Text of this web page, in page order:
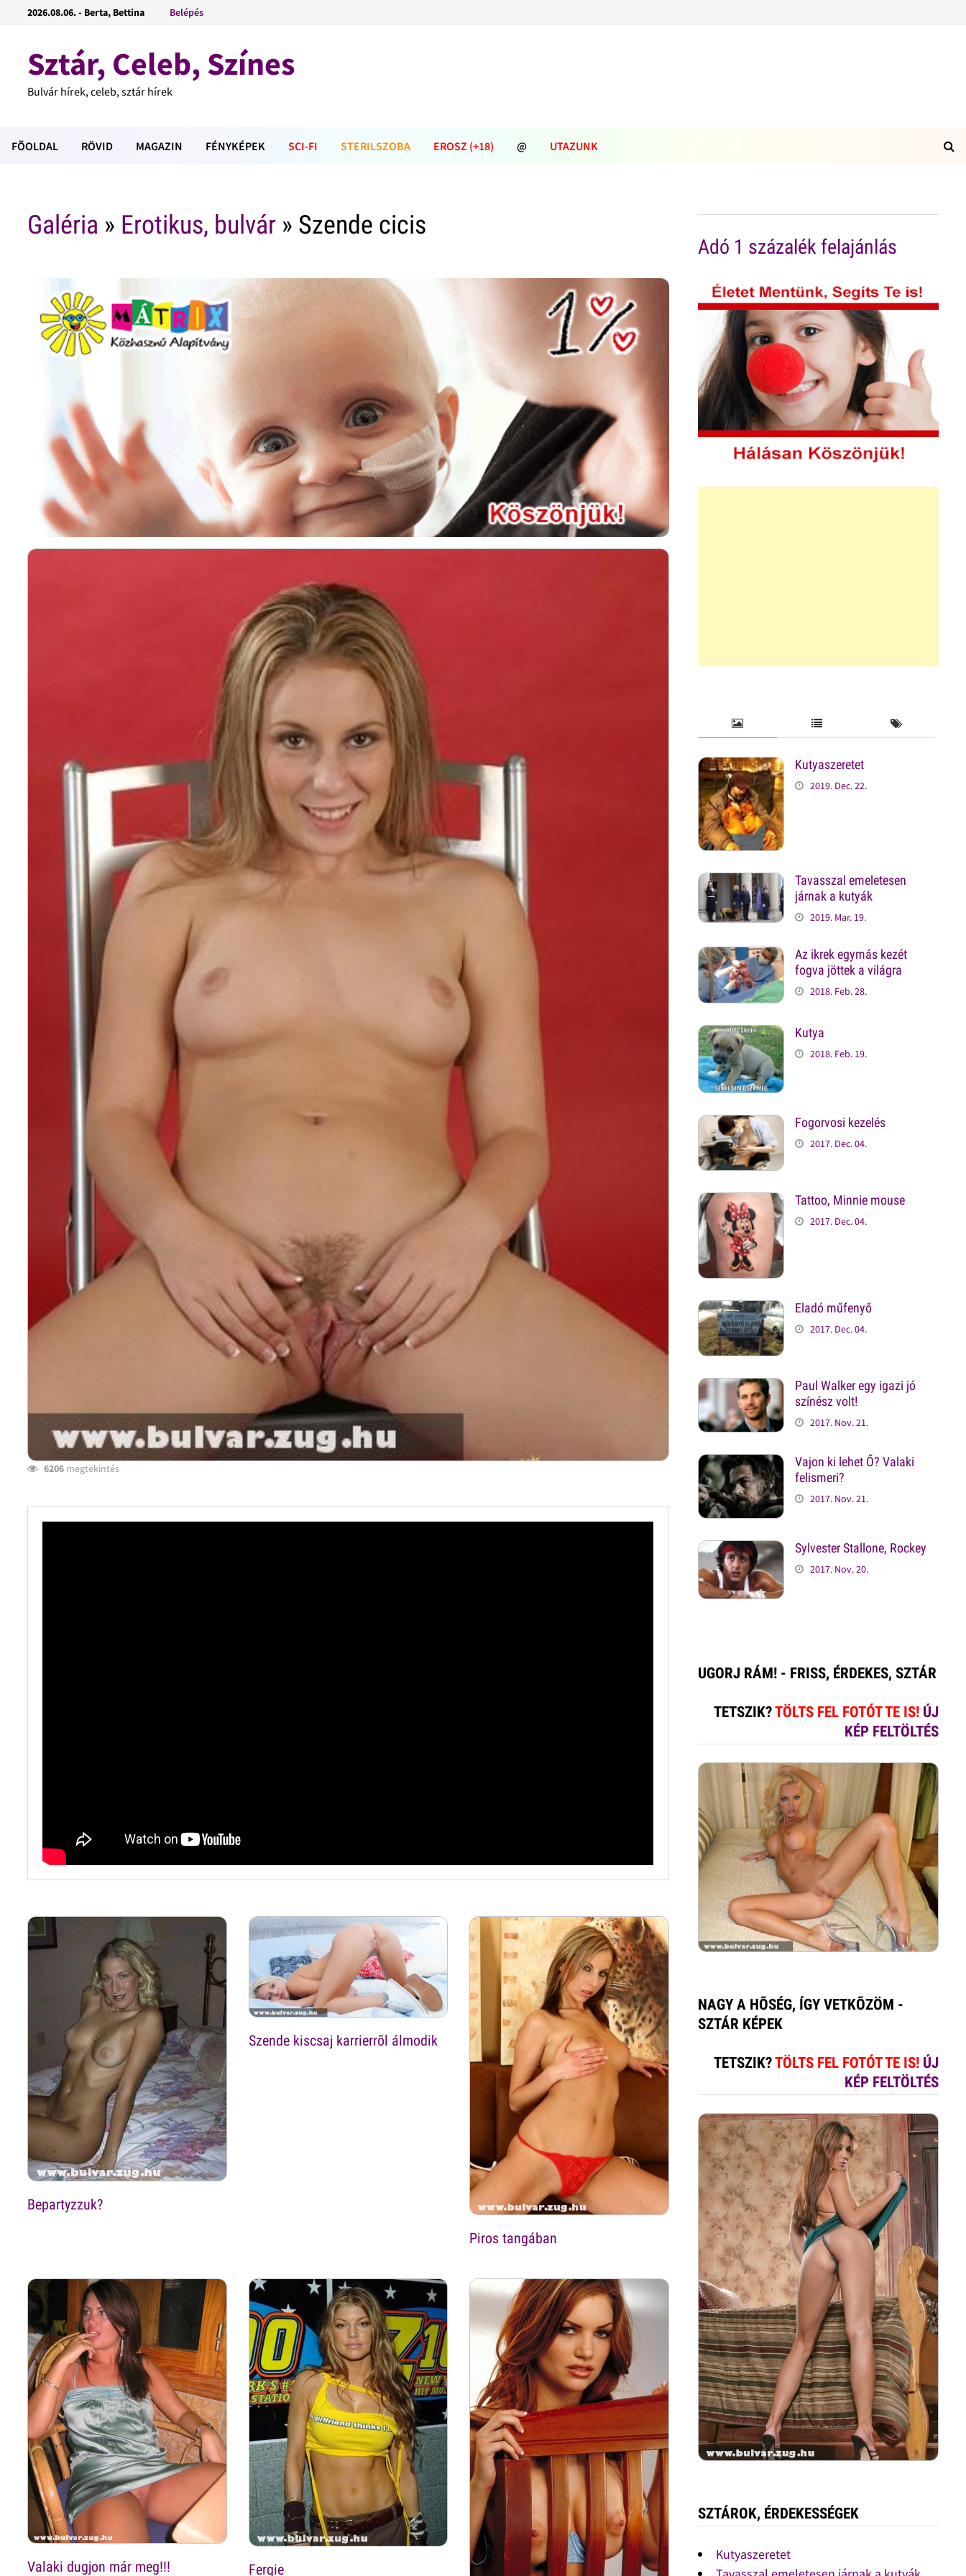
2026.08.06. - Berta, Bettina Belépés
Sztár, Celeb, Színes
Bulvár hírek, celeb, sztár hírek
FÕOLDAL RÖVID MAGAZIN FÉNYKÉPEK SCI-FI STERILSZOBA EROSZ (+18) @ UTAZUNK
Galéria » Erotikus, bulvár » Szende cicis
6206 megtekintés
Bepartyzzuk?
Szende kiscsaj karrierrõl álmodik
Piros tangában
Valaki dugjon már meg!!! Fergie
Adó 1 százalék felajánlás
Kutyaszeretet
2019. Dec. 22.
Tavasszal emeletesen
járnak a kutyák
2019. Mar. 19.
Az ikrek egymás kezét
fogva jöttek a világra
2018. Feb. 28.
Kutya
2018. Feb. 19.
Fogorvosi kezelés
2017. Dec. 04.
Tattoo, Minnie mouse
2017. Dec. 04.
Eladó műfenyő
2017. Dec. 04.
Paul Walker egy igazi jó
színész volt!
2017. Nov. 21.
Vajon ki lehet Ő? Valaki
felismeri?
2017. Nov. 21.
Sylvester Stallone, Rockey
2017. Nov. 20.
UGORJ RÁM! - FRISS, ÉRDEKES, SZTÁR
TETSZIK?TÖLTS FEL FOTÓT TE IS! ÚJ
KÉP FELTÖLTÉS
NAGY A HÕSÉG, ÍGY VETKÕZÖM -
SZTÁR KÉPEK
TETSZIK?TÖLTS FEL FOTÓT TE IS! ÚJ
KÉP FELTÖLTÉS
SZTÁROK, ÉRDEKESSÉGEK
Kutyaszeretet